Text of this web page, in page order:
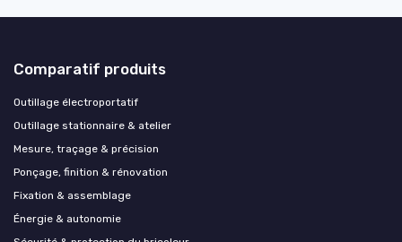
Comparatif produits
Outillage électroportatif
Outillage stationnaire & atelier
Mesure, traçage & précision
Ponçage, finition & rénovation
Fixation & assemblage
Énergie & autonomie